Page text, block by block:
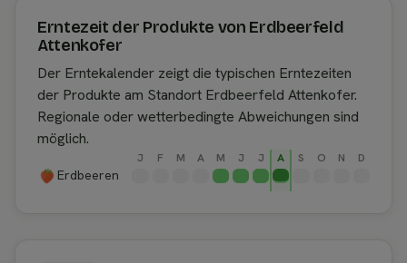
Erntezeit der Produkte von Erdbeerfeld
Attenkofer
Der Erntekalender zeigt die typischen Erntezeiten
der Produkte am Standort Erdbeerfeld Attenkofer.
Regionale oder wetterbedingte Abweichungen sind
möglich.
J F M A M J J A S O N D
Erdbeeren